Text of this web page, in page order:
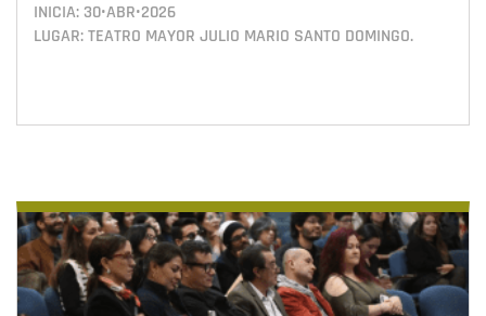
INICIA: 30•ABR•2026
LUGAR: TEATRO MAYOR JULIO MARIO SANTO DOMINGO.